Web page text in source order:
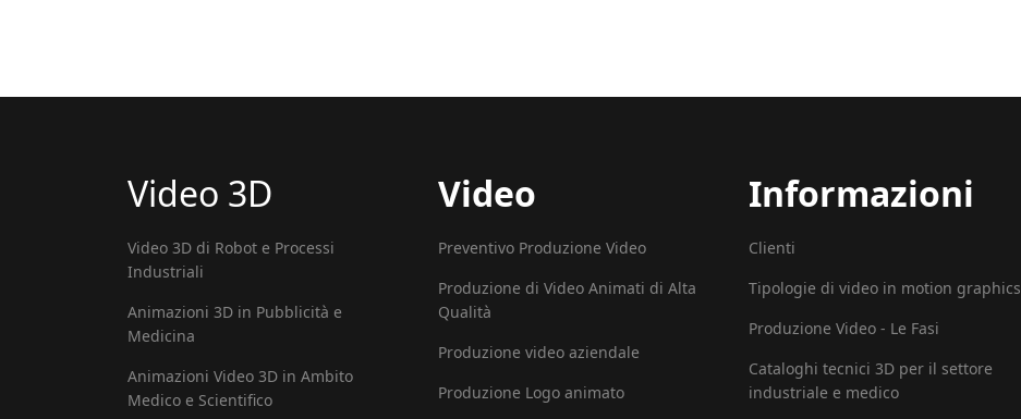
Video 3D
Video 3D di Robot e Processi
Industriali
Animazioni 3D in Pubblicità e
Medicina
Animazioni Video 3D in Ambito
Medico e Scientifico
Video
Preventivo Produzione Video
Produzione di Video Animati di Alta
Qualità
Produzione video aziendale
Produzione Logo animato
Informazioni
Clienti
Tipologie di video in motion graphics
Produzione Video - Le Fasi
Cataloghi tecnici 3D per il settore
industriale e medico